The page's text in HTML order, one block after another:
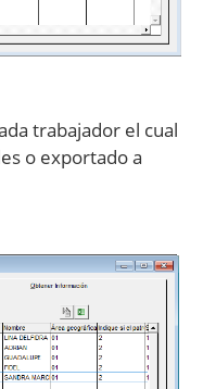
trabajador el cual
o exportado a